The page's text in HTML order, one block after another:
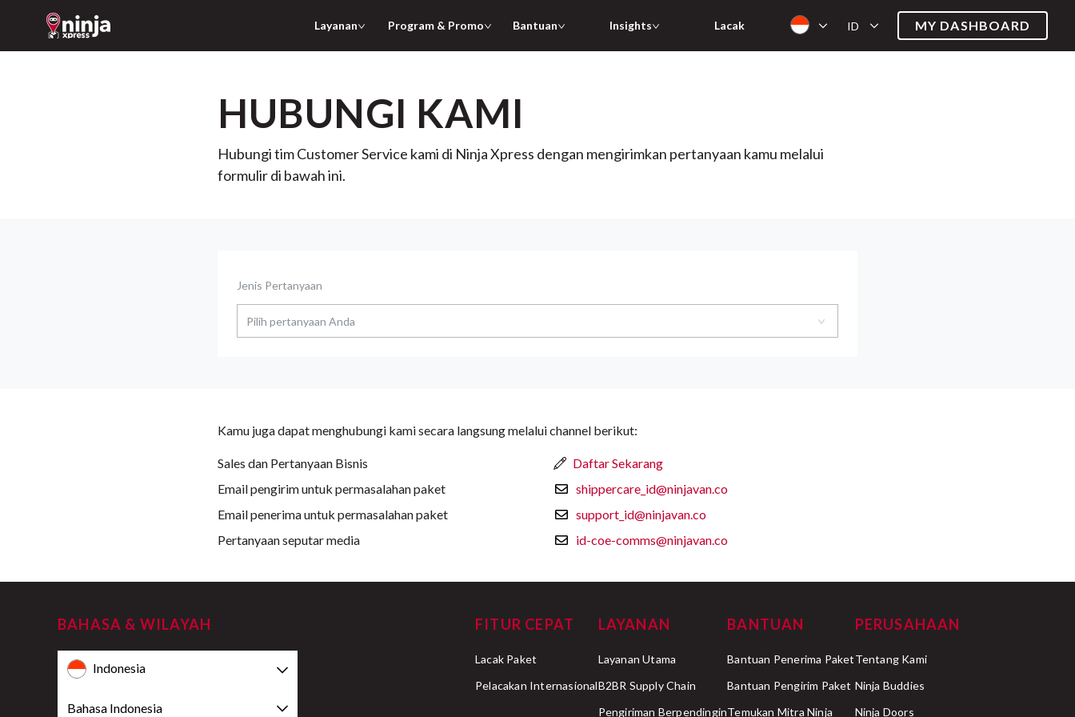
Layanan Program & Promo Bantuan Insights Lacak ID MY DASHBOARD
HUBUNGI KAMI
Hubungi tim Customer Service kami di Ninja Xpress dengan mengirimkan pertanyaan kamu melalui
formulir di bawah ini.
Jenis Pertanyaan
Pilih pertanyaan Anda
Kamu juga dapat menghubungi kami secara langsung melalui channel berikut:
Sales dan Pertanyaan Bisnis
Daftar Sekarang
Email pengirim untuk permasalahan paket
shippercare_id@ninjavan.co
Email penerima untuk permasalahan paket
support_id@ninjavan.co
Pertanyaan seputar media
id-coe-comms@ninjavan.co
BAHASA & WILAYAH
Indonesia
Bahasa Indonesia
FITUR CEPAT
Lacak Paket
Pelacakan Internasional
LAYANAN
Layanan Utama
B2BR Supply Chain
Pengiriman Berpendingin
BANTUAN
Bantuan Penerima Paket
Bantuan Pengirim Paket
Temukan Mitra Ninja
PERUSAHAAN
Tentang Kami
Ninja Buddies
Ninja Doors